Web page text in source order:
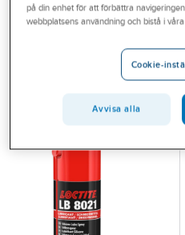
Branscher
på din enhet för att förbättra
webbplatsens användning och bistå i
Cookie-
Avvisa alla